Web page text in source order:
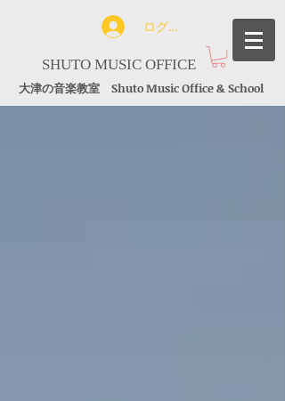
ログイン
SHUTO MUSIC OFFICE
大津の音楽教室 Shuto Music Office & School